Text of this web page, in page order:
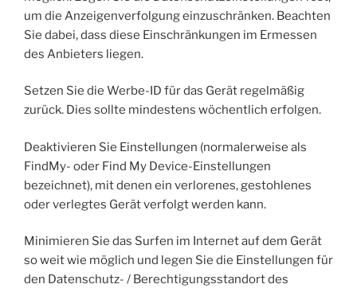
um die Anzeigenverfolgung einzuschränken. Beachten
Sie dabei, dass diese Einschränkungen im Ermessen
des Anbieters liegen.
Setzen Sie die Werbe-ID für das Gerät regelmäßig
zurück. Dies sollte mindestens wöchentlich erfolgen.
Deaktivieren Sie Einstellungen (normalerweise als
FindMy- oder Find My Device-Einstellungen
bezeichnet), mit denen ein verlorenes, gestohlenes
oder verlegtes Gerät verfolgt werden kann.
Minimieren Sie das Surfen im Internet auf dem Gerät
so weit wie möglich und legen Sie die Einstellungen für
den Datenschutz- / Berechtigungsstandort des